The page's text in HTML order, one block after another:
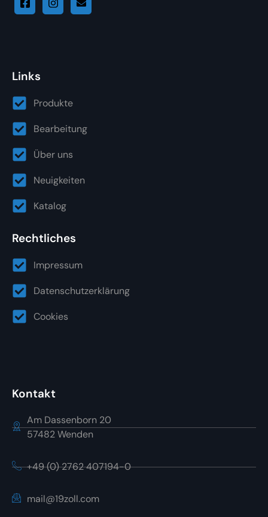
Links
Produkte
Bearbeitung
Über uns
Neuigkeiten
Katalog
Rechtliches
Impressum
Datenschutzerklärung
Cookies
Kontakt
Am Dassenborn 20
57482 Wenden
+49 (0) 2762 407194-0
mail@19zoll.com